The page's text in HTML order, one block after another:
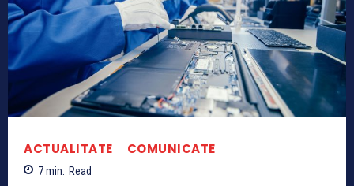
ACTUALITATE COMUNICATE
7min. Read